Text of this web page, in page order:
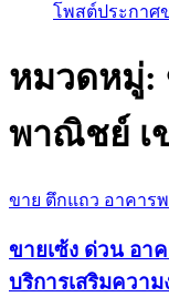
โพสต์ประกาศ
หมวดหมู่:
พาณิชย์ เ
ขาย ตึกแถว อาคาร
ขายเซ้ง ด่วน อา
บริการเสริมควา